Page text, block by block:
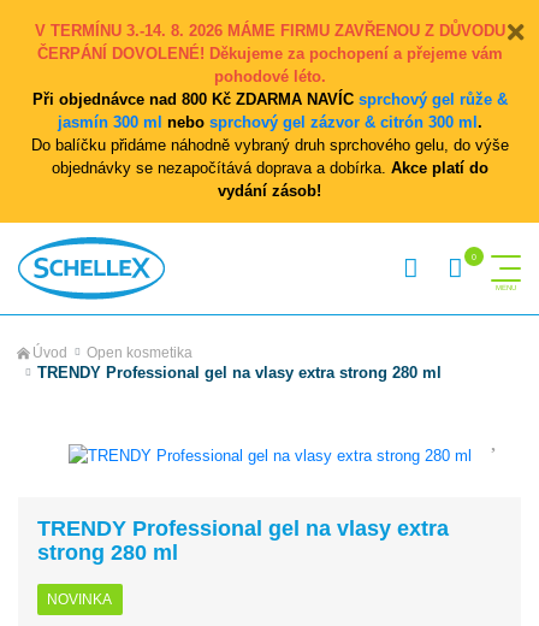
V TERMÍNU 3.-14. 8. 2026 MÁME FIRMU ZAVŘENOU Z DŮVODU
ČERPÁNÍ DOVOLENÉ! Děkujeme za pochopení a přejeme vám
pohodové léto.
Při objednávce nad 800 Kč ZDARMA NAVÍC sprchový gel růže &
jasmín 300 ml nebo sprchový gel zázvor & citrón 300 ml .
Do balíčku přidáme náhodně vybraný druh sprchového gelu, do výše
objednávky se nezapočítává doprava a dobírka. Akce platí do
vydání zásob!
Úvod Open kosmetika
TRENDY Professional gel na vlasy extra strong 280 ml
TRENDY Professional gel na vlasy extra
strong 280 ml
NOVINKA